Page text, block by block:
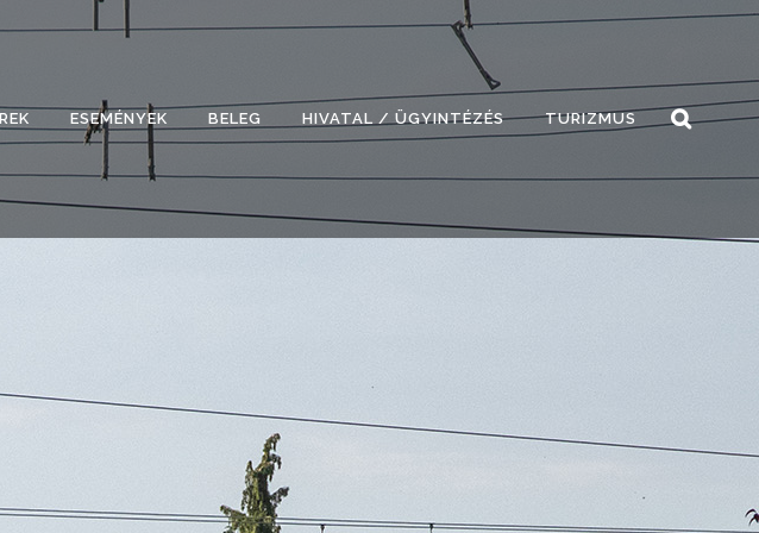
ESEMÉNYEK BELEG HIVATAL / ÜGYINTÉZÉS TURIZMUS